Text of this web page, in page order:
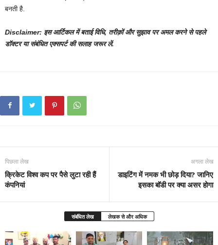
बनती है.
Disclaimer: इस आर्टिकल में बताई विधि, तरीक़ों और सुझाव पर अमल करने से पहले
डॉक्टर या संबंधित एक्सपर्ट की सलाह जरूर लें.
पिछला लेख
क्रिकेट विश्व कप पर पैसे लुटा रही हैं
कंपनियां
अगला लेख
डाइटिंग में नमक भी छोड़ दिया? जानिए
इसका बॉडी पर क्या असर होगा
संबंधित लेख लेखक से और अधिक